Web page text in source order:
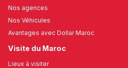
Nos agences
Nos Véhicules
Avantages avec Dollar Maroc
Visite du Maroc
Lieux à visiter